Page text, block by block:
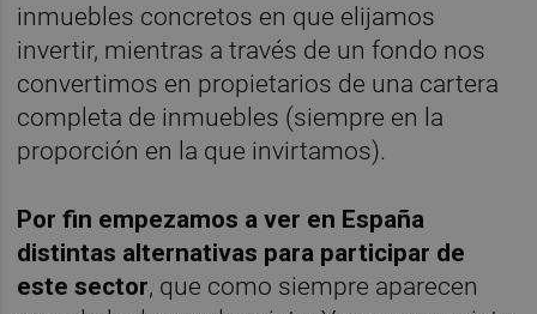
inmuebles concretos en que elijamos
invertir, mientras a través de un fondo nos
convertimos en propietarios de una cartera
completa de inmuebles (siempre en la
proporción en la que invirtamos).
Por fin empezamos a ver en España
distintas alternativas para participar de
este sector, que como siempre aparecen